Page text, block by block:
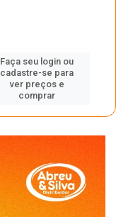
Faça seu login ou
cadastre-se para
ver preços e
comprar